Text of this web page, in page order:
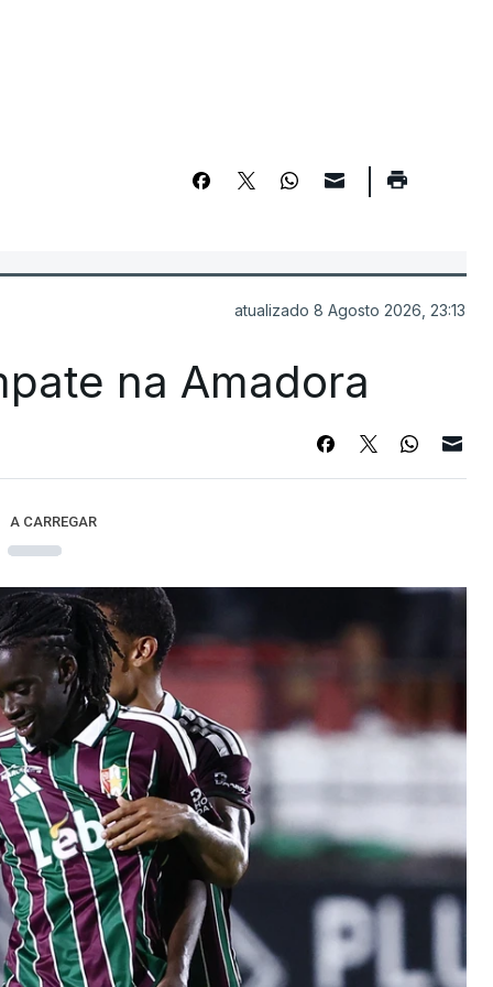
atualizado 8 Agosto 2026, 23:13
na Amadora
A CARREGAR